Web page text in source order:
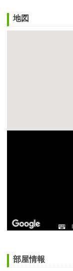
地図
部屋情報